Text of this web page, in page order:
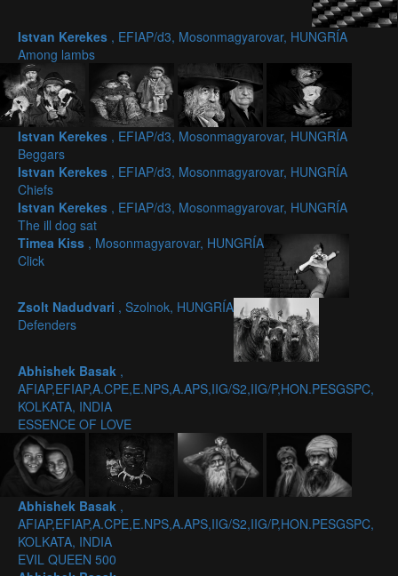
Istvan Kerekes , EFIAP/d3, Mosonmagyarovar, HUNGRÍA
Among lambs
Istvan Kerekes , EFIAP/d3, Mosonmagyarovar, HUNGRÍA
Beggars
Istvan Kerekes , EFIAP/d3, Mosonmagyarovar, HUNGRÍA
Chiefs
Istvan Kerekes , EFIAP/d3, Mosonmagyarovar, HUNGRÍA
The ill dog sat
Timea Kiss , Mosonmagyarovar, HUNGRÍA
Click
Zsolt Nadudvari , Szolnok, HUNGRÍA
Defenders
Abhishek Basak ,
AFIAP,EFIAP,A.CPE,E.NPS,A.APS,IIG/S2,IIG/P,HON.PESGSPC,
KOLKATA, INDIA
ESSENCE OF LOVE
Abhishek Basak ,
AFIAP,EFIAP,A.CPE,E.NPS,A.APS,IIG/S2,IIG/P,HON.PESGSPC,
KOLKATA, INDIA
EVIL QUEEN 500